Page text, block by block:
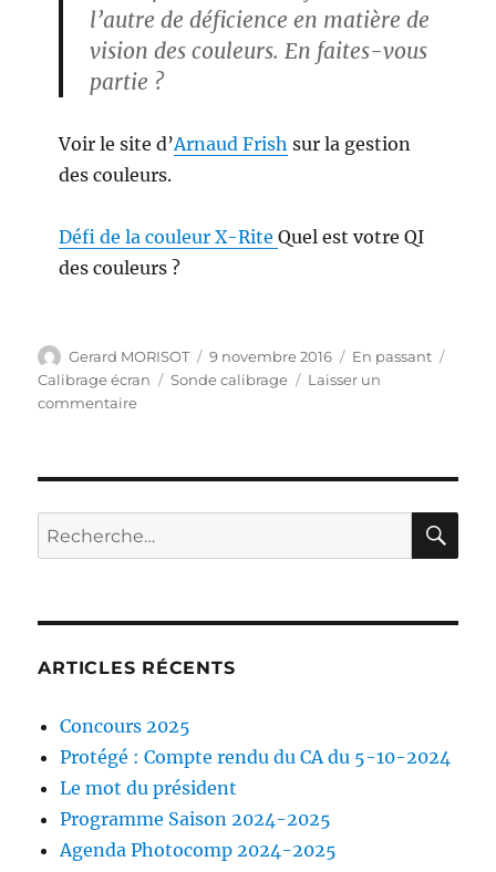
l’autre de déficience en matière de
vision des couleurs. En faites-vous
partie ?
Voir le site d’Arnaud Frish sur la gestion
des couleurs.
Défi de la couleur X-RiteQuel est votre QI
des couleurs ?
Auteur
Gerard MORISOT
Publié
le
9 novembre 2016 Format
En passant
Calibrage écran
Étiquettes
Sonde calibrage
Laisser un
commentairesur
Display
Pro
Recherche
pour :
ARTICLES RÉCENTS
Concours 2025
Protégé : Compte rendu du CA du 5-10-2024
Le mot du président
Programme Saison 2024-2025
Agenda Photocomp 2024-2025